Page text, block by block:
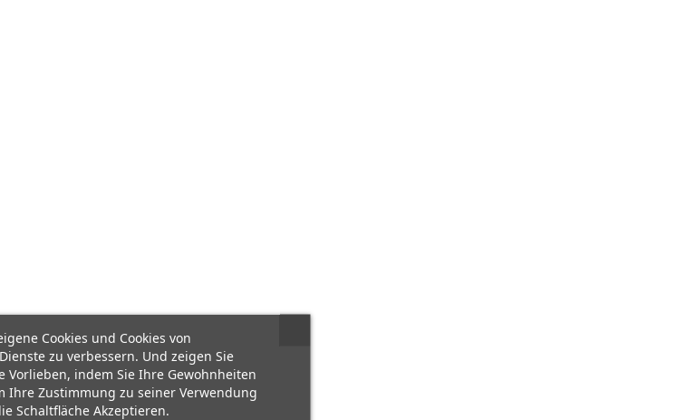
Cookies und Cookies von
zu verbessern. Und zeigen Sie
Vorlieben, indem Sie Ihre Gewohnheiten
Ihre Zustimmung zu seiner Verwendung
Schaltfläche Akzeptieren.